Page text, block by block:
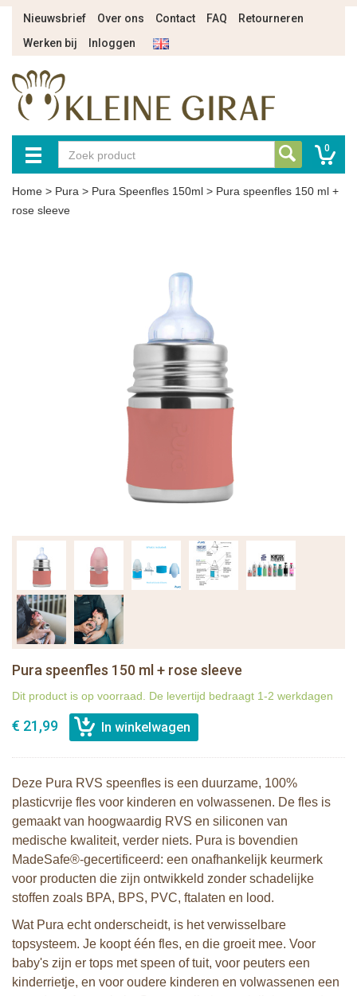
Nieuwsbrief Over ons Contact FAQ
Retourneren
Werken bij
Inloggen
0
Home > Pura > Pura Speenfles 150ml > Pura speenfles 150 ml +
rose sleeve
Pura speenfles 150 ml + rose sleeve
Dit product is op voorraad. De levertijd bedraagt 1-2 werkdagen
€ 21,99
Deze Pura RVS speenfles is een duurzame, 100%
plasticvrije fles voor kinderen en volwassenen. De fles is
gemaakt van hoogwaardig RVS en siliconen van
medische kwaliteit, verder niets. Pura is bovendien
MadeSafe®-gecertificeerd: een onafhankelijk keurmerk
voor producten die zijn ontwikkeld zonder schadelijke
stoffen zoals BPA, BPS, PVC, ftalaten en lood.
Wat Pura echt onderscheidt, is het verwisselbare
topsysteem. Je koopt één fles, en die groeit mee. Voor
baby's zijn er tops met speen of tuit, voor peuters een
kinderrietje, en voor oudere kinderen en volwassenen een